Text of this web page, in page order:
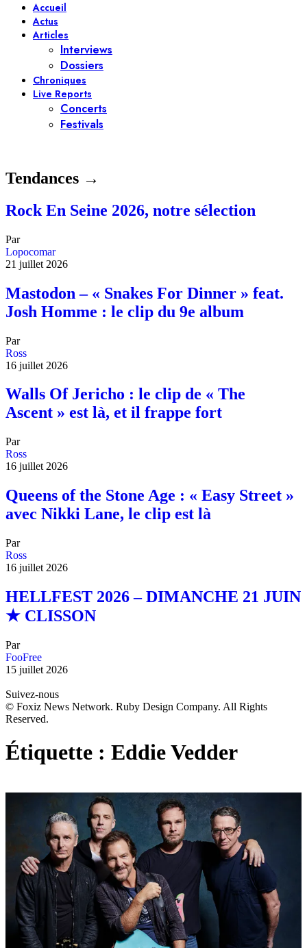
Accueil
Actus
Articles
Interviews
Dossiers
Chroniques
Live Reports
Concerts
Festivals
Tendances →
Rock En Seine 2026, notre sélection
Par
Lopocomar
21 juillet 2026
Mastodon – « Snakes For Dinner » feat.
Josh Homme : le clip du 9e album
Par
Ross
16 juillet 2026
Walls Of Jericho : le clip de « The
Ascent » est là, et il frappe fort
Par
Ross
16 juillet 2026
Queens of the Stone Age : « Easy Street »
avec Nikki Lane, le clip est là
Par
Ross
16 juillet 2026
HELLFEST 2026 – DIMANCHE 21 JUIN
★ CLISSON
Par
FooFree
15 juillet 2026
Suivez-nous
© Foxiz News Network. Ruby Design Company. All Rights
Reserved.
Étiquette : Eddie Vedder